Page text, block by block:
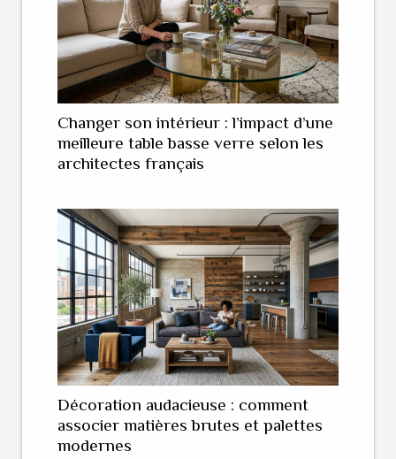
Changer son intérieur : l’impact d’une
meilleure table basse verre selon les
architectes français
Décoration audacieuse : comment
associer matières brutes et palettes
modernes